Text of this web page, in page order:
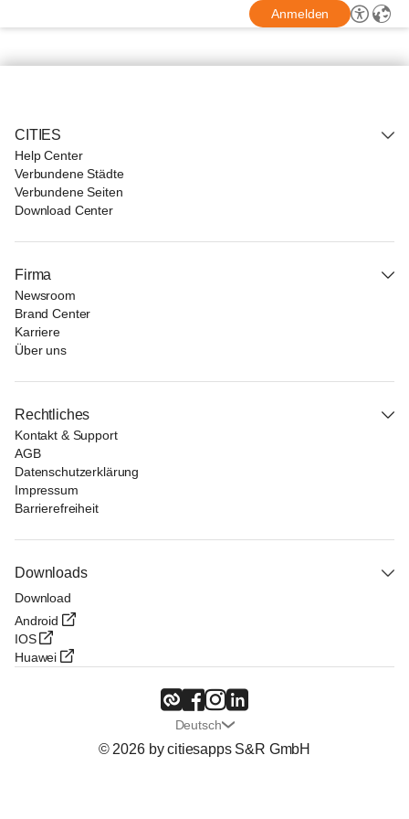
Anmelden
CITIES
Help Center
Verbundene Städte
Verbundene Seiten
Download Center
Firma
Newsroom
Brand Center
Karriere
Über uns
Rechtliches
Kontakt & Support
AGB
Datenschutzerklärung
Impressum
Barrierefreiheit
Downloads
Download
Android
IOS
Huawei
Deutsch
© 2026 by citiesapps S&R GmbH